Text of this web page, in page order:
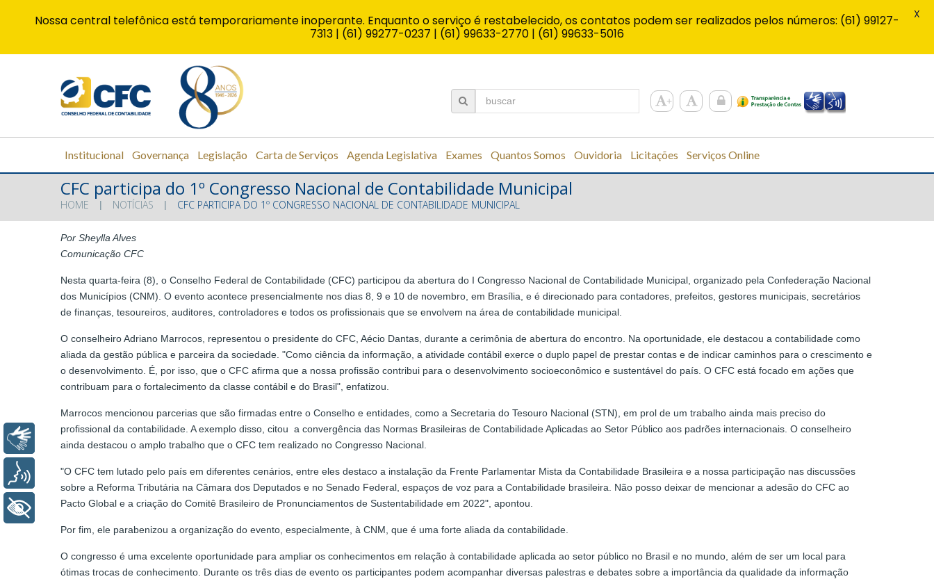
Institucional Governança Legislação Carta de Serviços Agenda Legislativa Exames Quantos Somos Ouvidoria Licitações Serviços Online
CFC participa do 1º Congresso Nacional de Contabilidade Municipal
HOME NOTÍCIAS CFC PARTICIPA DO 1º CONGRESSO NACIONAL DE CONTABILIDADE MUNICIPAL
Por Sheylla Alves
Comunicação CFC
Nesta quarta-feira (8), o Conselho Federal de Contabilidade (CFC) participou da abertura do I Congresso Nacional de Contabilidade Municipal, organizado pela Confederação Nacional
dos Municípios (CNM). O evento acontece presencialmente nos dias 8, 9 e 10 de novembro, em Brasília, e é direcionado para contadores, prefeitos, gestores municipais, secretários
de finanças, tesoureiros, auditores, controladores e todos os profissionais que se envolvem na área de contabilidade municipal.
O conselheiro Adriano Marrocos, representou o presidente do CFC, Aécio Dantas, durante a cerimônia de abertura do encontro. Na oportunidade, ele destacou a contabilidade como
aliada da gestão pública e parceira da sociedade. "Como ciência da informação, a atividade contábil exerce o duplo papel de prestar contas e de indicar caminhos para o crescimento e
o desenvolvimento. É, por isso, que o CFC afirma que a nossa profissão contribui para o desenvolvimento socioeconômico e sustentável do país. O CFC está focado em ações que
contribuam para o fortalecimento da classe contábil e do Brasil", enfatizou.
Marrocos mencionou parcerias que são firmadas entre o Conselho e entidades, como a Secretaria do Tesouro Nacional (STN), em prol de um trabalho ainda mais preciso do
profissional da contabilidade. A exemplo disso, citou a convergência das Normas Brasileiras de Contabilidade Aplicadas ao Setor Público aos padrões internacionais. O conselheiro
ainda destacou o amplo trabalho que o CFC tem realizado no Congresso Nacional.
"O CFC tem lutado pelo país em diferentes cenários, entre eles destaco a instalação da Frente Parlamentar Mista da Contabilidade Brasileira e a nossa participação nas discussões
sobre a Reforma Tributária na Câmara dos Deputados e no Senado Federal, espaços de voz para a Contabilidade brasileira. Não posso deixar de mencionar a adesão do CFC ao
Pacto Global e a criação do Comitê Brasileiro de Pronunciamentos de Sustentabilidade em 2022", apontou.
Por fim, ele parabenizou a organização do evento, especialmente, à CNM, que é uma forte aliada da contabilidade.
O congresso é uma excelente oportunidade para ampliar os conhecimentos em relação à contabilidade aplicada ao setor público no Brasil e no mundo, além de ser um local para
ótimas trocas de conhecimento. Durante os três dias de evento os participantes podem acompanhar diversas palestras e debates sobre a importância da qualidade da informação
Nossa central telefônica está temporariamente inoperante. Enquanto o serviço é restabelecido, os contatos podem ser realizados pelos números: (61) 99127-
7313 | (61) 99277-0237 | (61) 99633-2770 | (61) 99633-5016
X
Libras
Voz
+ Acessibilidade